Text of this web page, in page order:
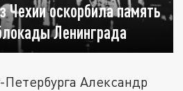
Чехии оскорбила память
Ленинграда
Петербурга Александр